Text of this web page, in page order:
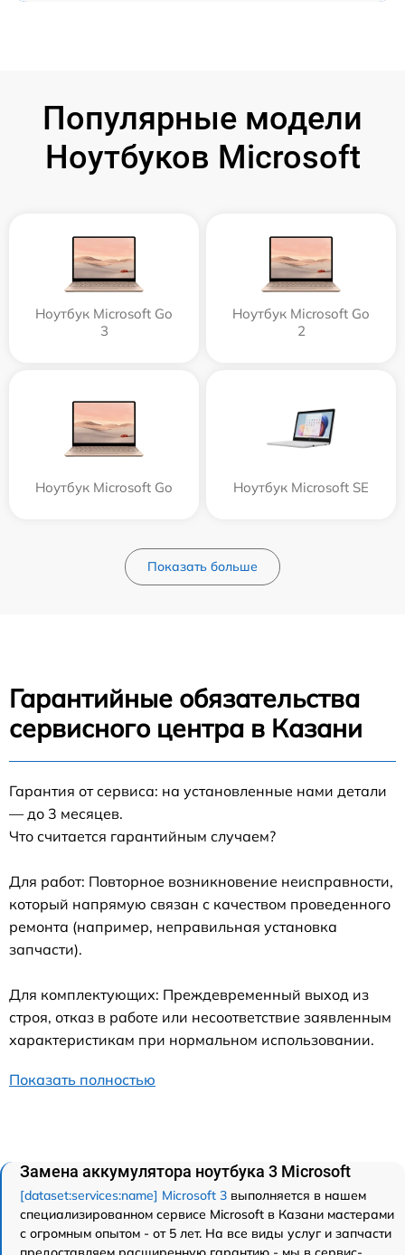
Популярные модели
Ноутбуков Microsoft
Ноутбук Microsoft Go
3
Ноутбук Microsoft Go
2
Ноутбук Microsoft Go Ноутбук Microsoft SE
Показать больше
Гарантийные обязательства
сервисного центра в Казани
Гарантия от сервиса: на установленные нами детали
— до 3 месяцев.
Что считается гарантийным случаем?
Для работ: Повторное возникновение неисправности,
который напрямую связан с качеством проведенного
ремонта (например, неправильная установка
запчасти).
Для комплектующих: Преждевременный выход из
строя, отказ в работе или несоответствие заявленным
характеристикам при нормальном использовании.
Показать полностью
Замена аккумулятора ноутбука 3 Microsoft
[dataset:services:name] Microsoft 3 выполняется в нашем
специализированном сервисе Microsoft в Казани мастерами
с огромным опытом - от 5 лет. На все виды услуг и запчасти